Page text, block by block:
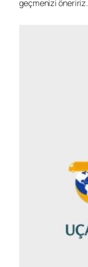
geçmenizi öneririz.